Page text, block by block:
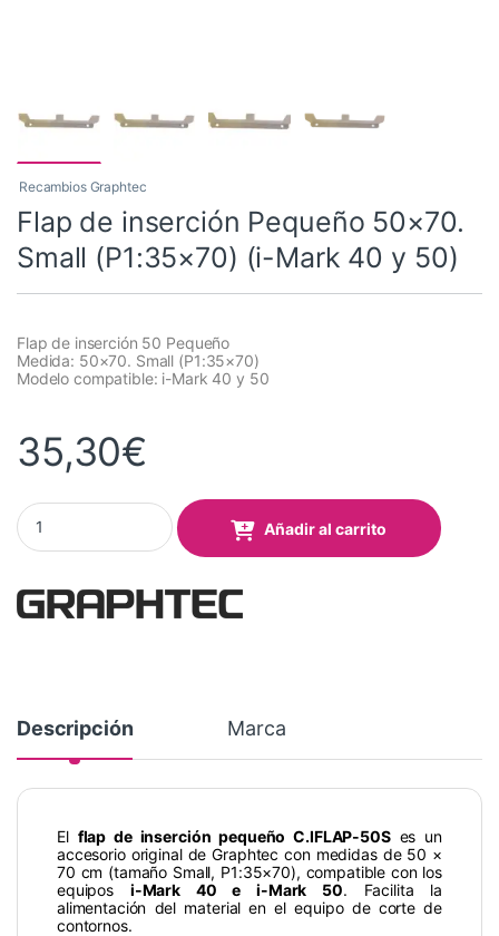
Recambios Graphtec
Flap de inserción Pequeño 50×70.
Small (P1:35×70) (i-Mark 40 y 50)
Flap de inserción 50 Pequeño
Medida: 50×70. Small (P1:35×70)
Modelo compatible: i-Mark 40 y 50
35,30€
Flap de inserción Pequeño 50x70. Small (P1:35x70) (i-Mark 40
Añadir al carrito
Descripción Marca
El flap de inserción pequeño C.IFLAP-50Ses un
accesorio original de Graphtec con medidas de 50 ×
70 cm (tamaño Small, P1:35×70), compatible con los
equipos i-Mark 40 e i-Mark 50. Facilita la
alimentación del material en el equipo de corte de
contornos.